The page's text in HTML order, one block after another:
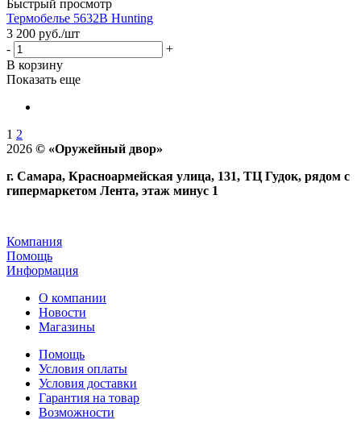
Быстрый просмотр
Термобелье 5632B Hunting
3 200 руб./шт
-
+
В корзину
Показать еще
1 2
2026 © «Оружейный двор»
г. Самара, Красноармейская улица, 131, ТЦ Гудок, рядом с
гипермаркетом Лента, этаж минус 1
Компания
Помощь
Информация
О компании
Новости
Магазины
Помощь
Условия оплаты
Условия доставки
Гарантия на товар
Возможности